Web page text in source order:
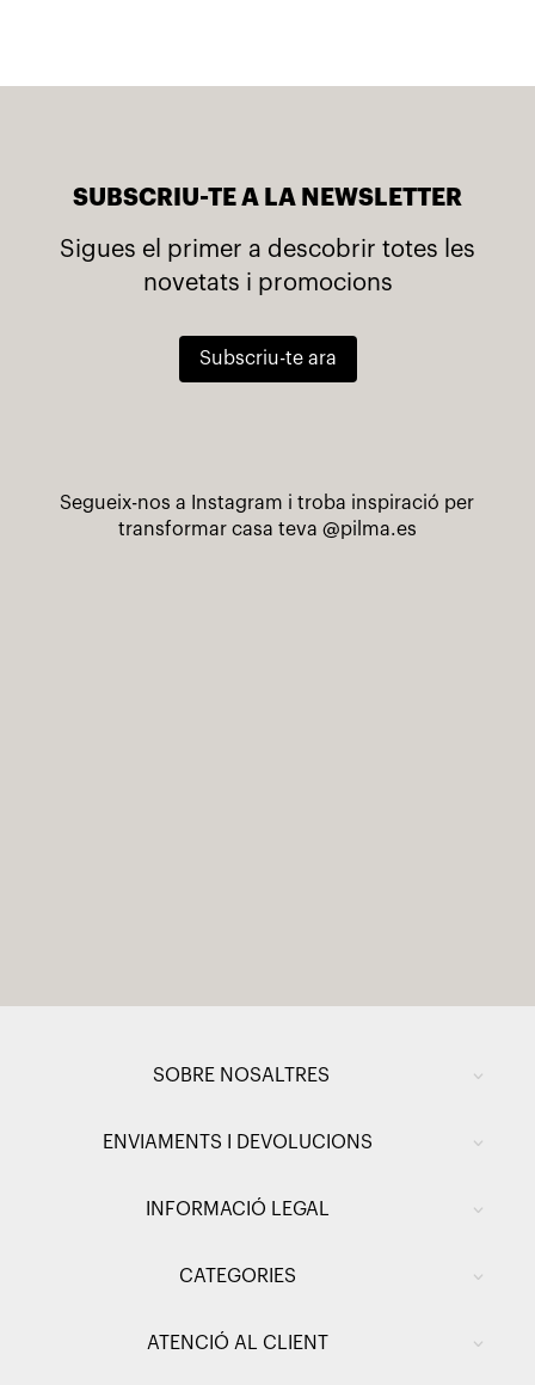
SUBSCRIU-TE A LA NEWSLETTER
Sigues el primer a descobrir totes les
novetats i promocions
Subscriu-te ara
Segueix-nos a Instagram i troba inspiració per
transformar casa teva @pilma.es
SOBRE NOSALTRES
ENVIAMENTS I DEVOLUCIONS
INFORMACIÓ LEGAL
CATEGORIES
ATENCIÓ AL CLIENT